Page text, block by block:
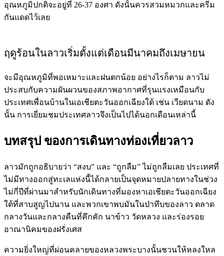
อุณหภูมิปกติจะอยู่ที่ 26-37 องศา ดังนั้นควรสวมหมวกและครีม
กันแดดไว้เลย
ฤดูร้อนในลาวเริ่มตั้งแต่เดือนมีนาคมถึงเมษายน
จะมีอุณหภูมิที่พอเหมาะและฝนตกน้อย อย่างไรก็ตาม ลาวไม่
ประสบกับความผันผวนของสภาพอากาศที่รุนแรงเหมือนกับ
ประเทศเพื่อนบ้านในเอเชียตะวันออกเฉียงใต้ เช่น เวียดนาม ดัง
นั้น การเยี่ยมชมประเทศลาวจึงเป็นไปได้นอกเดือนเหล่านี้
บทสรุป ของการเดินทางท่องเที่ยวลาว
ลาวมักถูกอธิบายว่า “สงบ” และ “ถูกลืม” ไม่ถูกลืมเลย ประเทศที่
ไม่มีทางออกสู่ทะเลแห่งนี้ได้กลายเป็นจุดหมายปลายทางในช่วง
ไม่กี่ปีที่ผ่านมาสำหรับนักเดินทางที่มองหาเอเชียตะวันออกเฉียง
ใต้ที่สาบสูญไปนาน และพวกเขาพบมันในป่าทึบของลาว ตลาด
กลางวันและกลางคืนที่คึกคัก นาข้าว วัดหลวง และร่องรอย
อาณานิคมของฝรั่งเศส
ความยิ่งใหญ่ที่ผ่อนคลายของหลวงพระบางนั้นชวนให้หลงใหล